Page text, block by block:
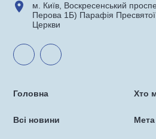
м. Київ, Воскресенський
Перова 1Б) Парафія Пресвятої
Церкви
Головна
Всі новини
Хто
Мета